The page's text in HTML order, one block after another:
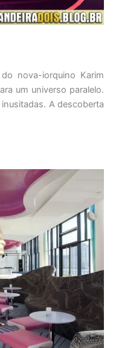
nova-iorquino Karim
um universo paralelo.
A descoberta